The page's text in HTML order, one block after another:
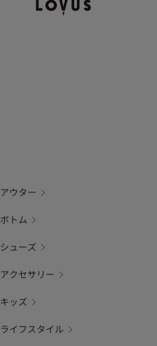
アウター
ボトム
シューズ
アクセサリー
キッズ
ライフスタイル